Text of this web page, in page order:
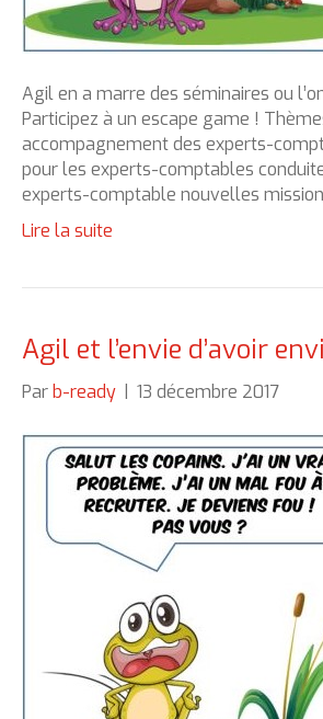
Agil en a marre des séminaires ou
Participez à un escape game !
accompagnement des experts-
pour les experts-comptables
experts-comptable nouvelles
Lire la suite
Agil et l’envie d’avoir
Par b-ready 13 décembre 2017